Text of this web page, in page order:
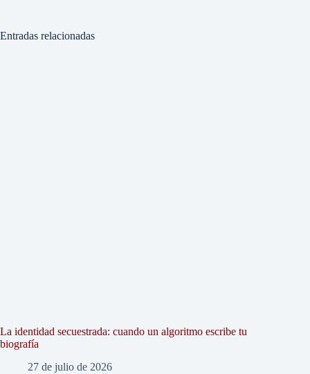
Entradas relacionadas
La identidad secuestrada: cuando un algoritmo escribe tu
biografía
27 de julio de 2026